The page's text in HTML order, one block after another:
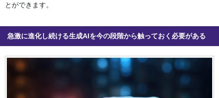
とができます。
急激に進化し続ける生成AIを今の段階から触っておく必要がある